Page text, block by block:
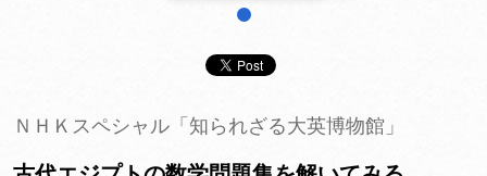
ＮＨＫスペシャル「知られざる大英博物館」